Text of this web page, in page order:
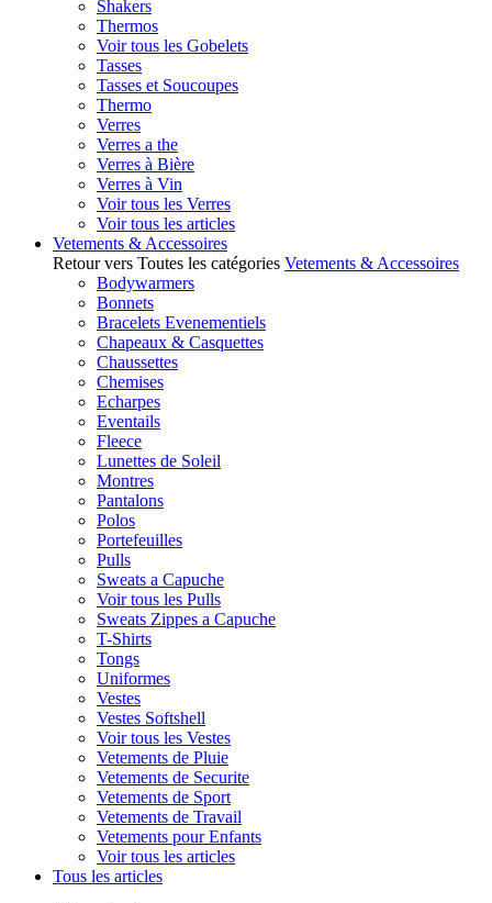
Shakers
Thermos
Voir tous les Gobelets
Tasses
Tasses et Soucoupes
Thermo
Verres
Verres a the
Verres à Bière
Verres à Vin
Voir tous les Verres
Voir tous les articles
Vetements & Accessoires
Retour vers Toutes les catégories Vetements & Accessoires
Bodywarmers
Bonnets
Bracelets Evenementiels
Chapeaux & Casquettes
Chaussettes
Chemises
Echarpes
Eventails
Fleece
Lunettes de Soleil
Montres
Pantalons
Polos
Portefeuilles
Pulls
Sweats a Capuche
Voir tous les Pulls
Sweats Zippes a Capuche
T-Shirts
Tongs
Uniformes
Vestes
Vestes Softshell
Voir tous les Vestes
Vetements de Pluie
Vetements de Securite
Vetements de Sport
Vetements de Travail
Vetements pour Enfants
Voir tous les articles
Tous les articles